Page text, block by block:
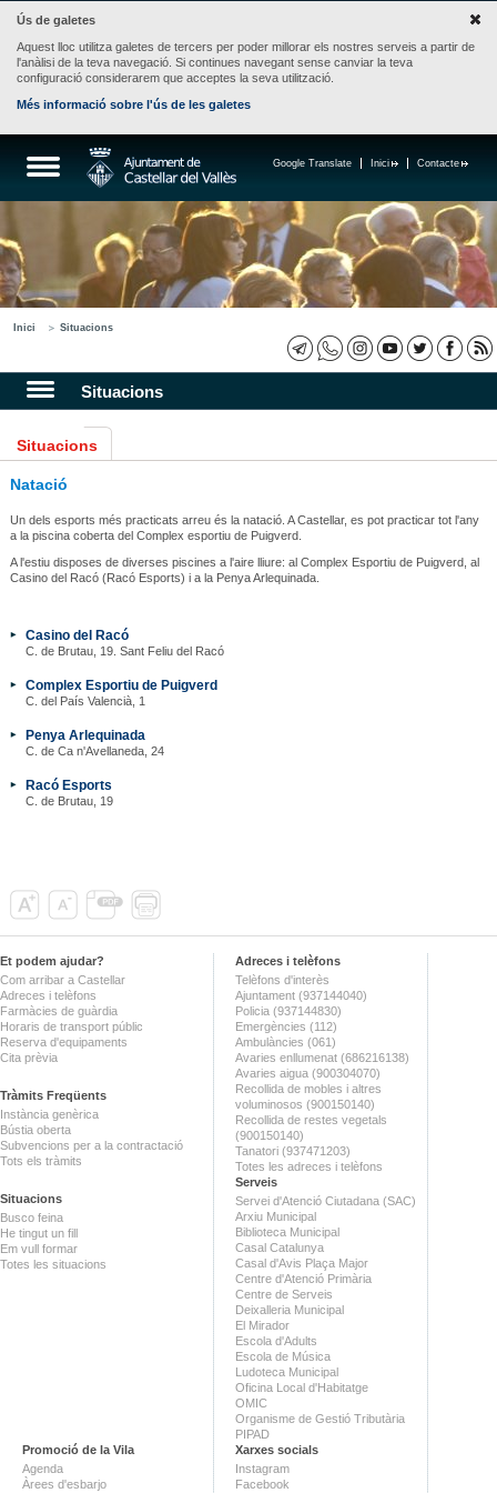
Ús de galetes
Aquest lloc utilitza galetes de tercers per poder millorar els nostres serveis a partir de
l'anàlisi de la teva navegació. Si continues navegant sense canviar la teva
configuració considerarem que acceptes la seva utilització.
Més informació sobre l'ús de les galetes
Contacte
Inici
Google Translate
Inici Situacions
Situacions
Situacions
Natació
Un dels esports més practicats arreu és la natació. A Castellar, es pot practicar tot l'any
a la piscina coberta del Complex esportiu de Puigverd.
A l'estiu disposes de diverses piscines a l'aire lliure: al Complex Esportiu de Puigverd, al
Casino del Racó (Racó Esports) i a la Penya Arlequinada.
Casino del Racó
C. de Brutau, 19. Sant Feliu del Racó
Complex Esportiu de Puigverd
C. del País Valencià, 1
Penya Arlequinada
C. de Ca n'Avellaneda, 24
Racó Esports
C. de Brutau, 19
Et podem ajudar?
Com arribar a Castellar
Adreces i telèfons
Farmàcies de guàrdia
Horaris de transport públic
Reserva d'equipaments
Cita prèvia
Tràmits Freqüents
Instància genèrica
Bústia oberta
Subvencions per a la contractació
Tots els tràmits
Situacions
Busco feina
He tingut un fill
Em vull formar
Totes les situacions
Adreces i telèfons
Telèfons d'interès
Ajuntament (937144040)
Policia (937144830)
Emergències (112)
Ambulàncies (061)
Avaries enllumenat (686216138)
Avaries aigua (900304070)
Recollida de mobles i altres
voluminosos (900150140)
Recollida de restes vegetals
(900150140)
Tanatori (937471203)
Totes les adreces i telèfons
Serveis
Servei d'Atenció Ciutadana (SAC)
Arxiu Municipal
Biblioteca Municipal
Casal Catalunya
Casal d'Avis Plaça Major
Centre d'Atenció Primària
Centre de Serveis
Deixalleria Municipal
El Mirador
Escola d'Adults
Escola de Música
Ludoteca Municipal
Oficina Local d'Habitatge
OMIC
Organisme de Gestió Tributària
PIPAD
Promoció de la Vila
Agenda
Àrees d'esbarjo
Xarxes socials
Instagram
Facebook